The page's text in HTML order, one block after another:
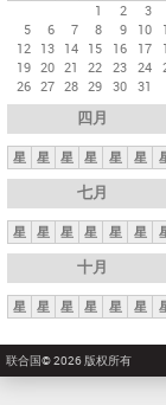
1
2 3
5
6 7 8 9 10
12 13 14 15 16 17
19 20 21 22 23 24
26 27 28 29 30 31
四月
星 星 星 星 星 星
七月
星 星 星 星 星 星
十月
星 星 星 星 星 星
联合国© 2026 版权所有